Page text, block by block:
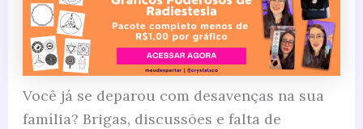
Você já se deparou com desavenças na sua
família? Brigas, discussões e falta de